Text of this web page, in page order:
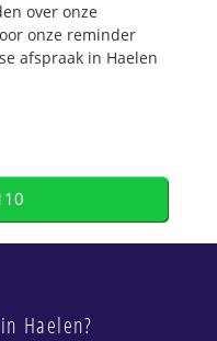
over onze
onze reminder
afspraak in Haelen
Haelen?